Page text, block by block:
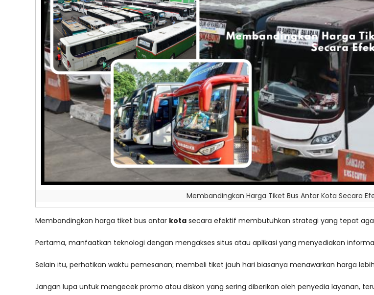
Membandingkan Harga Tiket Bus Antar Kota Secara
Membandingkan harga tiket bus antar kota secara efektif membutuhkan strategi yang tepat
Pertama, manfaatkan teknologi dengan mengakses situs atau aplikasi yang menyediakan
Selain itu, perhatikan waktu pemesanan; membeli tiket jauh hari biasanya menawarkan harga
Jangan lupa untuk mengecek promo atau diskon yang sering diberikan oleh penyedia layanan,